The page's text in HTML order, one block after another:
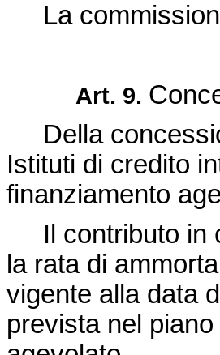
La
Art. 9.
Della
Istituti di credito
finanziamento
Il contributo in
la rata di
vigente alla data
prevista nel